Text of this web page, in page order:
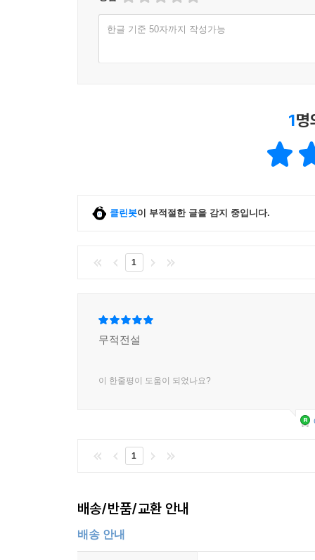
한글 기준 50자까지 작성가능
1명
클린봇이 부적절한 글을 감지 중입니다.
1
무적전설
이 한줄평이 도움이 되었나요?
1
배송/반품/교환 안내
배송 안내